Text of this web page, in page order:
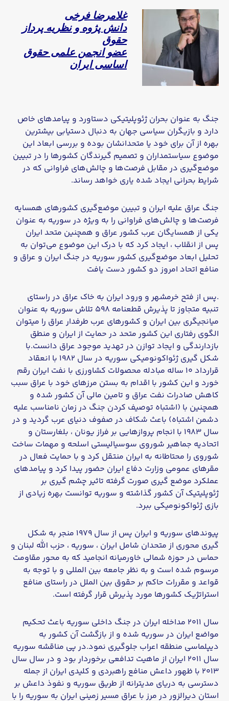
غلامرضا فرخی
دانش پژوه و نظریه پرداز
حقوق
عضو انجمن علمی حقوق
اساسی ایران
جنگ به عنوان بحران ژئوپلیتیکی دستاورد و پیامدهای خاص
دارد و بازیگران سیاسی جهان به دنبال دستیابی بیشترین
بهره از آن برای خود یا متحدانشان بوده و بررسی ابعاد این
موضوع سیاستمداران و تصمیم گیرندگان کشورها را در تبیین
موضع‌گیری در مقابل فرصت‌ها و چالش‌های فراوانی که در
شرایط بحرانی ایجاد شده یاری خواهد رساند.
جنگ عراق علیه ایران و تبیین موضع‌گیری کشورهای همسایه
فرصت‌ها و چالش‌های فراوانی را به ویژه در سوریه به عنوان
یکی از همسایگان عرب کشور عراق و همچنین متحد ایران
پس از انقلاب ، ایجاد کرد که با درک این موضوع می‌توان به
تحلیل ابعاد موضع‌گیری کشور سوریه در جنگ ایران و عراق و
منافع اتحاد امروز دو کشور دست یافت
.پس از فتح خرمشهر و ورود ایران به خاک عراق در راستای
تنبیه متجاوز تا پذیرش قطعنامه ۵۹۸ تلاش سوریه به عنوان
میانجیگری بین ایران و کشورهای عرب طرفدار عراق را میتوان
الگوی رفتاری این کشور متحد در حمایت از ایران و منطق
بازدارندگی و ایجاد توازن در تهدید موجود عراق دانست.با
شکل گیری ژئواکونومیکی سوریه در سال ۱۹۸۲ با انعقاد
قرارداد ۱۰ ساله مبادله محصولات کشاورزی با نفت ایران رقم
خورد و این کشور با اقدام به بستن مرزهای خود با عراق سبب
کاهش صادرات نفت عراق و تامین مالی آن کشور شده و
همچنین با (اشتباه توصیف کردن جنگ در زمان نامناسب علیه
دشمن اشتباه) باعث شکاف در صفوف دنیای عرب گردید و در
سال ۱۹۸۳ با انجام پروازهایی بر فراز یونان ، بلغارستان و
اتحادیه جماهیر شوروی سوسیالیستی اسلحه و مهمات ساخت
شوروی را محتاطانه به ایران منتقل کرد و با حمایت فعال در
مقرهای عمومی وزارت دفاع ایران حضور پیدا کرد و پیامدهای
عملکرد موضع‌ گیری صورت گرفته تاثیر چشم گیری بر
ژئوپلیتیک آن کشور گذاشته و سوریه توانست بهره زیادی از
بازی ژئواکونومیکی ببرد.
پیوندهای سوریه و ایران پس از سال ۱۹۷۹ منجر به شکل
گیری محوری از متحدان شامل ایران ، سوریه ، حزب الله لبنان و
حماس در حوزه شمالی خاورمیانه انجامید که به محور مقاومت
مرسوم شده است و به نظر جامعه بین المللی و با توجه به
قواعد و مقررات حاکم بر حقوق بین الملل در راستای منافع
استراتژیک کشورها مورد پذیرش قرار گرفته است.
سال ۲۰۱۱ مداخله ایران در جنگ داخلی سوریه باعث تحکیم
مواضع ایران در سوریه شده و از بازگشت آن کشور به
دیپلماسی منطقه اعراب جلوگیری نمود.در پی مناقشه سوریه
سال ۲۰۱۱ ایران از ماهیت تدافعی برخوردار بود و در سال سال
۲۰۱۳ با ظهور داعش منافع راهبردی و کلیدی ایران از جمله
دسترسی به دریای مدیترانه از طریق سوریه و نفوذ داعش بر
استان دیرالزور در مرز با عراق مسیر زمینی ایران به سوریه را با